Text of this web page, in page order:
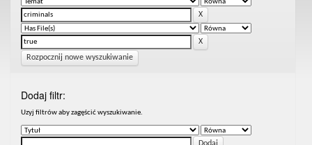
Rozpocznij nowe wyszukiwanie
Dodaj filtr:
Uzyj filtrów aby zagęścić wyszukiwanie.